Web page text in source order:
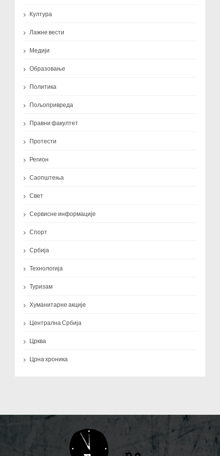
Култура
Лажне вести
Медији
Образовање
Политика
Пољопривреда
Правни факултет
Протести
Регион
Саопштења
Свет
Сервисне информације
Спорт
Србија
Технологија
Туризам
Хуманитарне акције
Централна Србија
Црква
Црна хроника